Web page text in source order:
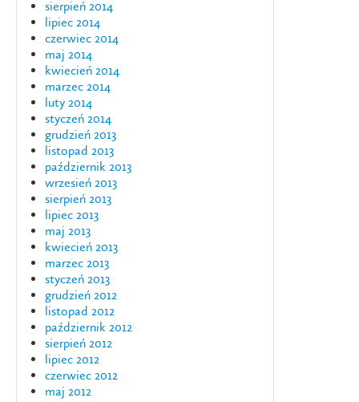
sierpień 2014
lipiec 2014
czerwiec 2014
maj 2014
kwiecień 2014
marzec 2014
luty 2014
styczeń 2014
grudzień 2013
listopad 2013
październik 2013
wrzesień 2013
sierpień 2013
lipiec 2013
maj 2013
kwiecień 2013
marzec 2013
styczeń 2013
grudzień 2012
listopad 2012
październik 2012
sierpień 2012
lipiec 2012
czerwiec 2012
maj 2012